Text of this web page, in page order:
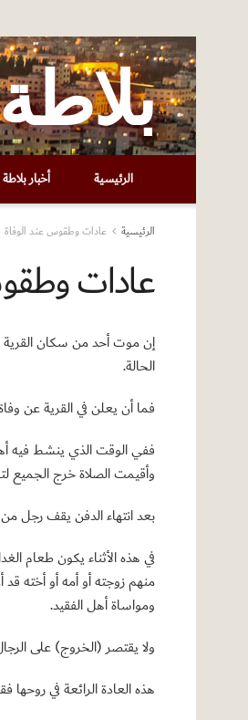
الرئيسية أخبار
الرئيسية عادات وطقوس عند الوفاة
عادات
إن موت أحد من سكان القرية
الحالة.
فما أن يعلن في القرية عن
ففي الوقت الذي ينشط فيه
وأقيمت الصلاة خرج الجميع
بعد انتهاء الدفن يقف رجل من
في هذه الأثناء يكون طعام
منهم زوجته أو أمه أو أخته
ومواساة أهل الفقيد.
ولا يقتصر (الخروج) على
هذه العادة الرائعة في روحها